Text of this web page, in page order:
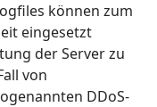
können zum
eingesetzt
der Server zu
von
DDoS-